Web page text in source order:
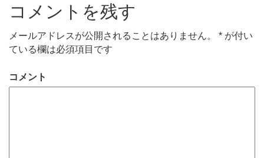
コメントを残す
メールアドレスが公開されることはありません。 * が付い
ている欄は必須項目です
コメント